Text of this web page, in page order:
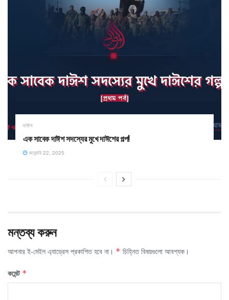
দাঈশ
এক সাবেক দাঈশ সদস্যের মুখে দাঈশের গল্প!
জানুয়ারি 22, 2025
মন্তব্য করুন
আপনার ই-মেইল এ্যাড্রেস প্রকাশিত হবে না। * চিহ্নিত বিষয়গুলো আবশ্যক।
কমেন্ট *